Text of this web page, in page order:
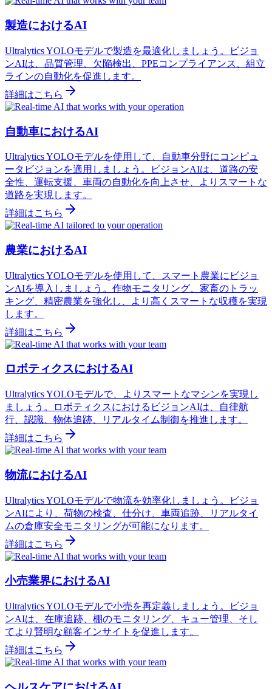
製造におけるAI
Ultralytics YOLOモデルで製造を最適化しましょう。ビジョ
ンAIは、品質管理、欠陥検出、PPEコンプライアンス、組立
ラインの自動化を促進します。
詳細はこちら
自動車におけるAI
Ultralytics YOLOモデルを使用して、自動車分野にコンピュ
ータビジョンを適用しましょう。ビジョンAIは、道路の安
全性、運転支援、車両の自動化を向上させ、よりスマートな
道路を実現します。
詳細はこちら
農業におけるAI
Ultralytics YOLOモデルを使用して、スマート農業にビジョ
ンAIを導入しましょう。作物モニタリング、家畜のトラッ
キング、精密農業を強化し、より高くスマートな収穫を実現
します。
詳細はこちら
ロボティクスにおけるAI
Ultralytics YOLOモデルで、よりスマートなマシンを実現し
ましょう。ロボティクスにおけるビジョンAIは、自律航
行、認識、物体追跡、リアルタイム制御を推進します。
詳細はこちら
物流におけるAI
Ultralytics YOLOモデルで物流を効率化しましょう。ビジョ
ンAIにより、荷物の検査、仕分け、車両追跡、リアルタイ
ムの倉庫安全モニタリングが可能になります。
詳細はこちら
小売業界におけるAI
Ultralytics YOLOモデルで小売を再定義しましょう。ビジョ
ンAIは、在庫追跡、棚のモニタリング、キュー管理、そし
てより賢明な顧客インサイトを促進します。
詳細はこちら